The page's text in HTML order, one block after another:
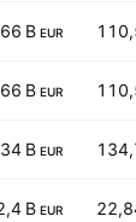
B EUR
B EUR
B EUR
B EUR